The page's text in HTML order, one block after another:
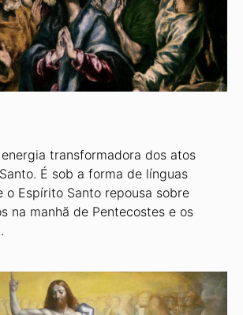
transformadora dos atos
É sob a forma de línguas
o Espírito Santo repousa sobre
na manhã de Pentecostes e os